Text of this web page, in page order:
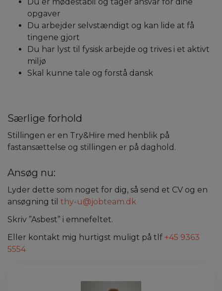
opgaver
Du arbejder selvstændigt og kan lide at få
tingene gjort
Du har lyst til fysisk arbejde og trives i et aktivt
miljø
Skal kunne tale og forstå dansk
Særlige forhold
Stillingen er en Try&Hire med henblik på
fastansættelse og stillingen er på daghold.
Ansøg nu:
Lyder dette som noget for dig, så send et CV og en
ansøgning til thy-u@jobteam.dk
Skriv ”Asbest” i emnefeltet.
Eller kontakt mig hurtigst muligt på tlf +45 9363
5554